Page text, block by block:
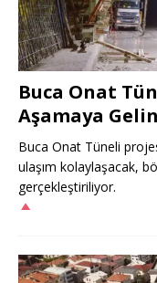
Buca Onat
Aşamaya
Buca Onat Tüneli
ulaşım kolaylaşacak,
gerçekleştiriliyor.